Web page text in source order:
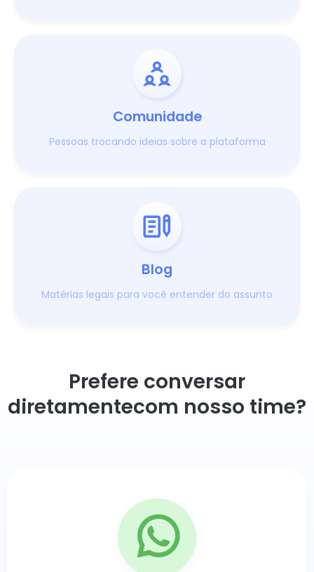
Comunidade
Pessoas trocando ideias sobre a plataforma
Blog
Matérias legais para você entender do assunto
Prefere conversar
diretamentecom nosso time?